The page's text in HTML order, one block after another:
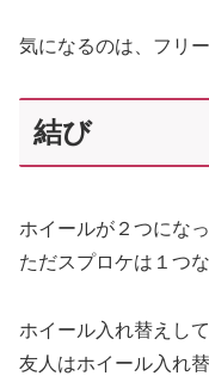
気になるのは、フリ
結び
ホイールが２つにな
ただスプロケは１つ
ホイール入れ替えし
友人はホイール入れ